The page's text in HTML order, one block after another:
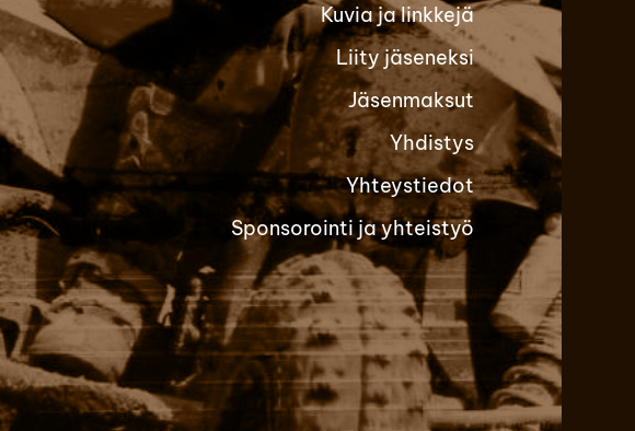
Kuvia ja linkkejä
Liity jäseneksi
Jäsenmaksut
Yhdistys
Yhteystiedot
Sponsorointi ja yhteistyö